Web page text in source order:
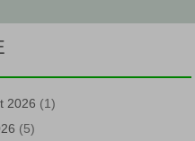
2026 (1)
(5)